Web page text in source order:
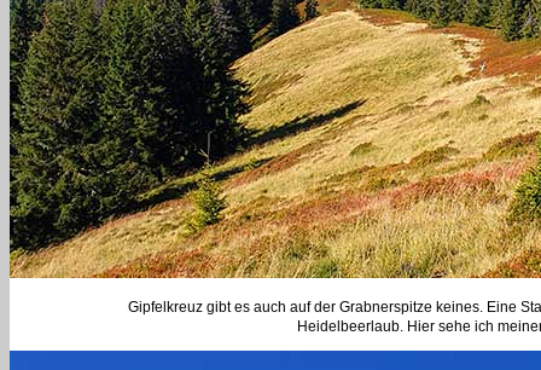
Gipfelkreuz gibt es auch auf der Grabnerspitze keines. Eine
Heidelbeerlaub. Hier sehe ich